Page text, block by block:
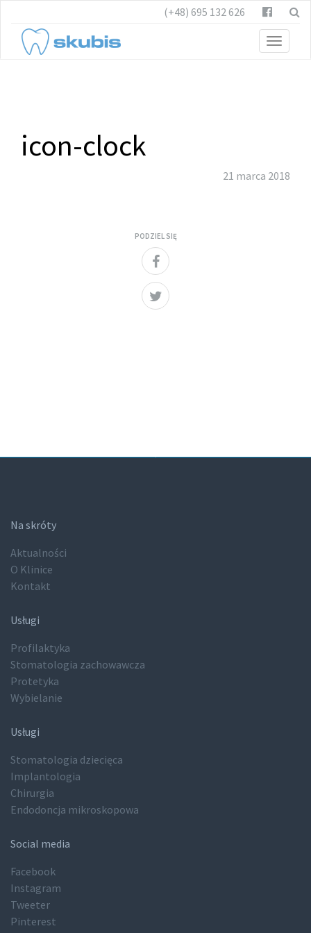
(+48) 695 132 626
Toggle
icon-clock
21 marca 2018
PODZIEL SIĘ
Na skróty
Aktualności
O Klinice
Kontakt
Usługi
Profilaktyka
Stomatologia zachowawcza
Protetyka
Wybielanie
Usługi
Stomatologia dziecięca
Implantologia
Chirurgia
Endodoncja mikroskopowa
Social media
Facebook
Instagram
Tweeter
Pinterest